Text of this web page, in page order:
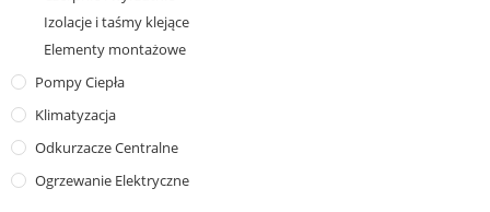
Izolacje i taśmy klejące
Elementy montażowe
Pompy Ciepła
Klimatyzacja
Odkurzacze Centralne
Ogrzewanie Elektryczne